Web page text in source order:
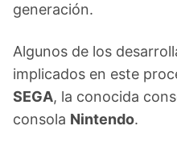
generación.
Algunos de los
implicados en este
SEGA, la conocida
consola Nintendo.